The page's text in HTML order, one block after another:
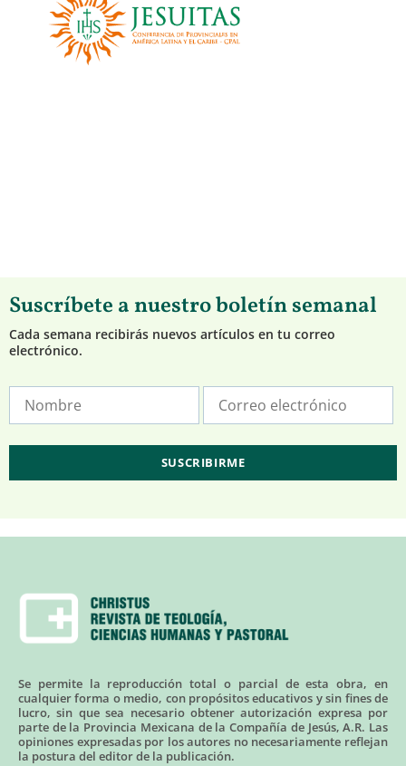
Suscríbete a nuestro boletín semanal
Cada semana recibirás nuevos artículos en tu correo
electrónico.
Se permite la reproducción total o parcial de esta obra, en
cualquier forma o medio, con propósitos educativos y sin fines de
lucro, sin que sea necesario obtener autorización expresa por
parte de la Provincia Mexicana de la Compañía de Jesús, A.R. Las
opiniones expresadas por los autores no necesariamente reflejan
la postura del editor de la publicación.